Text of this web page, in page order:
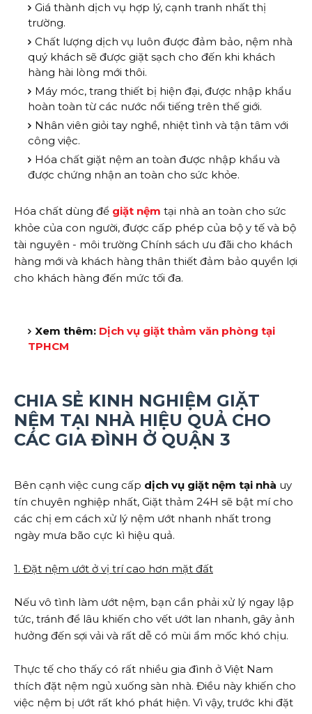
Giá thành dịch vụ hợp lý, cạnh tranh nhất thị
trường.
Chất lượng dịch vụ luôn được đảm bảo, nệm nhà
quý khách sẽ được giặt sạch cho đến khi khách
hàng hài lòng mới thôi.
Máy móc, trang thiết bị hiện đại, được nhập khẩu
hoàn toàn từ các nước nổi tiếng trên thế giới.
Nhân viên giỏi tay nghề, nhiệt tình và tận tâm với
công việc.
Hóa chất giặt nệm an toàn được nhập khẩu và
được chứng nhận an toàn cho sức khỏe.
Hóa chất dùng để giặt nệm tại nhà an toàn cho sức
khỏe của con người, được cấp phép của bộ y tế và bộ
tài nguyên - môi trường Chính sách ưu đãi cho khách
hàng mới và khách hàng thân thiết đảm bảo quyền lợi
cho khách hàng đến mức tối đa.
Xem thêm: Dịch vụ giặt thảm văn phòng tại
TPHCM
CHIA SẺ KINH NGHIỆM GIẶT
NỆM TẠI NHÀ HIỆU QUẢ CHO
CÁC GIA ĐÌNH Ở QUẬN 3
Bên cạnh việc cung cấp dịch vụ giặt nệm tại nhà uy
tín chuyên nghiệp nhất, Giặt thảm 24H sẽ bật mí cho
các chị em cách xử lý nệm ướt nhanh nhất trong
ngày mưa bão cực kì hiệu quả.
1. Đặt nệm ướt ở vị trí cao hơn mặt đất
Nếu vô tình làm ướt nệm, bạn cần phải xử lý ngay lập
tức, tránh để lâu khiến cho vết ướt lan nhanh, gây ảnh
hưởng đến sợi vải và rất dễ có mùi ẩm mốc khó chịu.
Thực tế cho thấy có rất nhiều gia đình ở Việt Nam
thích đặt nệm ngủ xuống sàn nhà. Điều này khiến cho
việc nệm bị ướt rất khó phát hiện. Vì vậy, trước khi đặt